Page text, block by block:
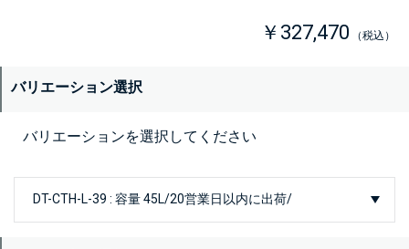
￥327,470 （税込）
バリエーション選択
バリエーションを選択してください